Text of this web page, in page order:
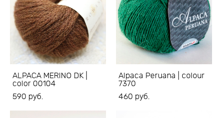
ALPACA MERINO DK |
color 00104
590 pуб.
Alpaca Peruana | colour
7370
460 pуб.